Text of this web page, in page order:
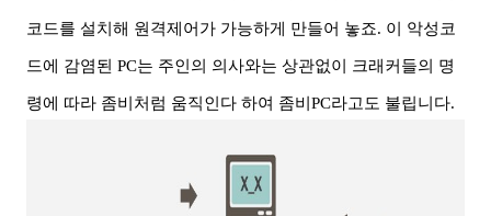
코드를 설치해 원격제어가 가능하게 만들어 놓죠. 이 악성코
드에 감염된 PC는 주인의 의사와는 상관없이 크래커들의 명
령에 따라 좀비처럼 움직인다 하여 좀비 PC라고도 불립니다.